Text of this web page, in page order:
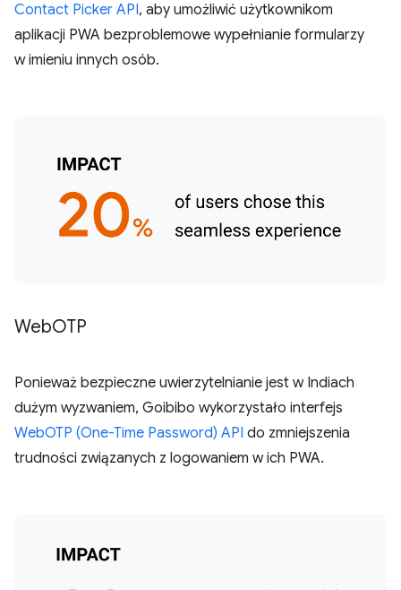
Contact Picker API, aby umożliwić użytkownikom
aplikacji PWA bezproblemowe wypełnianie formularzy
w imieniu innych osób.
WebOTP
Ponieważ bezpieczne uwierzytelnianie jest w Indiach
dużym wyzwaniem, Goibibo wykorzystało interfejs
WebOTP (One-Time Password) API do zmniejszenia
trudności związanych z logowaniem w ich PWA.